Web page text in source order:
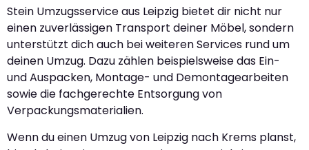
Stein Umzugsservice aus Leipzig bietet dir nicht nur
einen zuverlässigen Transport deiner Möbel, sondern
unterstützt dich auch bei weiteren Services rund um
deinen Umzug. Dazu zählen beispielsweise das Ein-
und Auspacken, Montage- und Demontagearbeiten
sowie die fachgerechte Entsorgung von
Verpackungsmaterialien.
Wenn du einen Umzug von Leipzig nach Krems planst,